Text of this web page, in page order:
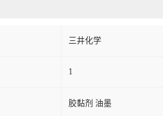
三井化学
1
胶黏剂 油墨